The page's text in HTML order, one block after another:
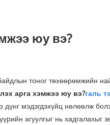
юу вэ?
тоног төхөөрөмжийн
арга хэмжээ юу вэ?галь
мэдэгдэхүйц нөлөөлж
агуулгыг нь хадгалахыг